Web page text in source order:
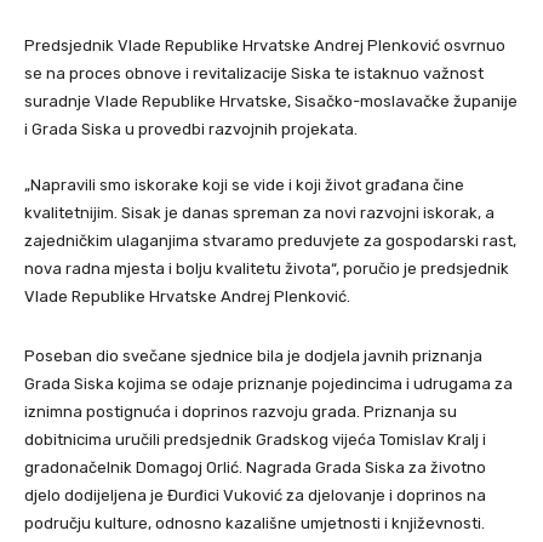
Predsjednik Vlade Republike Hrvatske Andrej Plenković osvrnuo
se na proces obnove i revitalizacije Siska te istaknuo važnost
suradnje Vlade Republike Hrvatske, Sisačko-moslavačke županije
i Grada Siska u provedbi razvojnih projekata.
„Napravili smo iskorake koji se vide i koji život građana čine
kvalitetnijim. Sisak je danas spreman za novi razvojni iskorak, a
zajedničkim ulaganjima stvaramo preduvjete za gospodarski rast,
nova radna mjesta i bolju kvalitetu života“, poručio je predsjednik
Vlade Republike Hrvatske Andrej Plenković.
Poseban dio svečane sjednice bila je dodjela javnih priznanja
Grada Siska kojima se odaje priznanje pojedincima i udrugama za
iznimna postignuća i doprinos razvoju grada. Priznanja su
dobitnicima uručili predsjednik Gradskog vijeća Tomislav Kralj i
gradonačelnik Domagoj Orlić. Nagrada Grada Siska za životno
djelo dodijeljena je Đurđici Vuković za djelovanje i doprinos na
području kulture, odnosno kazališne umjetnosti i književnosti.